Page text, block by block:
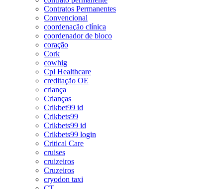
Contratos Permanentes
Convencional
coordenação clínica
coordenador de bloco
coração
Cork
cowhig
Cpl Healthcare
creditação OE
criança
Crianças
Crikbet99 id
Crikbets99
Crikbets99 id
Crikbets99 login
Critical Care
cruises
cruizeiros
Cruzeiros
cryodon taxi